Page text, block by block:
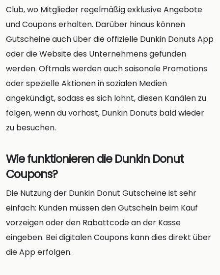
Club, wo Mitglieder regelmäßig exklusive Angebote
und Coupons erhalten. Darüber hinaus können
Gutscheine auch über die offizielle Dunkin Donuts App
oder die Website des Unternehmens gefunden
werden. Oftmals werden auch saisonale Promotions
oder spezielle Aktionen in sozialen Medien
angekündigt, sodass es sich lohnt, diesen Kanälen zu
folgen, wenn du vorhast, Dunkin Donuts bald wieder
zu besuchen.
Wie funktionieren die Dunkin Donut
Coupons?
Die Nutzung der Dunkin Donut Gutscheine ist sehr
einfach: Kunden müssen den Gutschein beim Kauf
vorzeigen oder den Rabattcode an der Kasse
eingeben. Bei digitalen Coupons kann dies direkt über
die App erfolgen.